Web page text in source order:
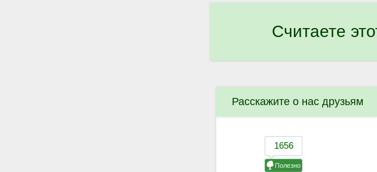
Считаете
Расскажите о нас друзьям